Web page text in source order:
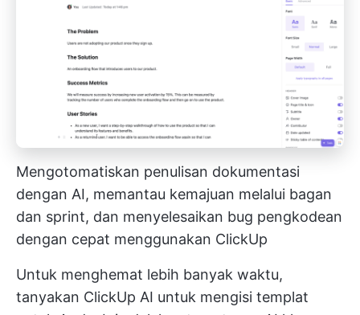
Mengotomatiskan penulisan dokumentasi
dengan AI, memantau kemajuan melalui bagan
dan sprint, dan menyelesaikan bug pengkodean
dengan cepat menggunakan ClickUp
Untuk menghemat lebih banyak waktu,
tanyakan ClickUp AI untuk mengisi templat